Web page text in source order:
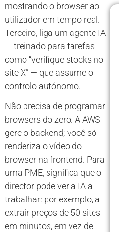
mostrando o browser ao
utilizador em tempo real.
Terceiro, liga um agente IA
— treinado para tarefas
como “verifique stocks no
site X” — que assume o
controlo autónomo.
Não precisa de programar
browsers do zero. A AWS
gere o backend; você só
renderiza o vídeo do
browser na frontend. Para
uma PME, significa que o
director pode ver a IA a
trabalhar: por exemplo, a
extrair preços de 50 sites
em minutos, em vez de